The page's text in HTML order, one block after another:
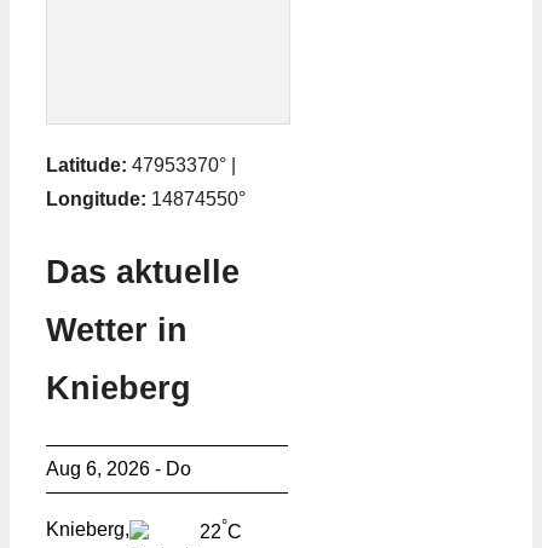
Latitude: 47953370° |
Longitude: 14874550°
Das aktuelle
Wetter in
Knieberg
Aug 6, 2026 - Do
Knieberg,
22°C